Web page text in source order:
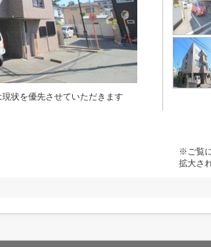
状を優先させていただきます
※ご覧
拡大さ